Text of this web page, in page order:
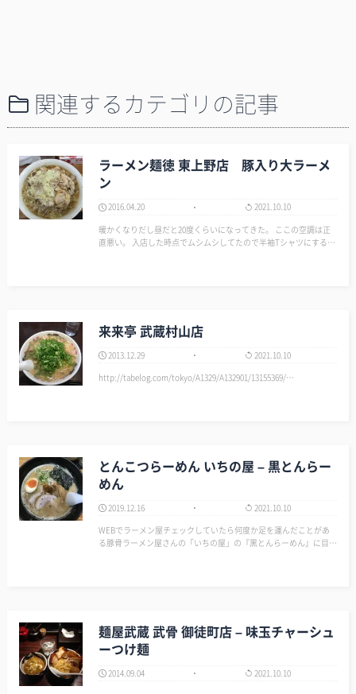
関連するカテゴリの記事
ラーメン麺徳 東上野店 豚入り大ラーメ
ン
2016.04.20
2021.10.10
暖かくなりだし昼だと20度くらいになってきた。 ここの空調は正
直悪い。 入店した時点でムシムシしてたので半袖Tシャツにする。
来来亭 武蔵村山店
2013.12.29
2021.10.10
http://tabelog.com/tokyo/A1329/A132901/13155369/…
とんこつらーめん いちの屋 – 黒とんらー
めん
2019.12.16
2021.10.10
WEBでラーメン屋チェックしていたら何度か足を運んだことがあ
る豚骨ラーメン屋さんの「いちの屋」の『黒とんらーめん』に目が
麺屋武蔵 武骨 御徒町店 – 味玉チャーシュ
ーつけ麺
2014.09.04
2021.10.10